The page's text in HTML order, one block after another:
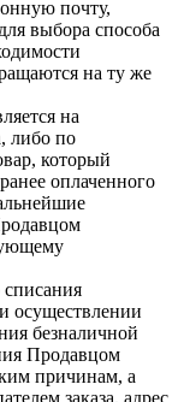
почту,
выбора способа
на ту же
на
либо по
который
оплаченного
осуществлении
безналичной
Продавцом
причинам, а
заказа, адрес